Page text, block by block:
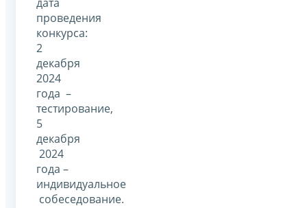
проведения
конкурса:
2
декабря
2024
года –
тестирование,
5
декабря
2024
года –
индивидуальное
собеседование.